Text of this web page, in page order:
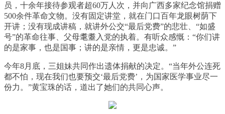
员，十余年接待参观者超60万人次，并向广西多家纪念馆捐赠
500余件革命文物。没有固定讲堂，就在门口百年龙眼树荫下
开讲；没有现成讲稿，就讲外公交“最后党费”的悲壮、“如盛
号”的革命往事、父母耄耋入党的执着。有听众感慨：“你们讲
的是家事，也是国事；讲的是亲情，更是忠诚。”
今年8月底，三姐妹共同作出遗体捐献的决定。“当年外公连死
都不怕，现在我们也要预交‘最后党费’，为国家医学事业尽一
份力。”黄宝珠的话，道出了她们的共同心声。